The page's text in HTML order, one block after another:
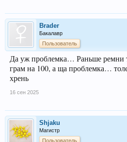
Brader
Бакалавр
Пользователь
Да уж проблемка… Раньше ремни
грам на 100, а ща проблемка…
хрень
16 сен 2025
Shjaku
Магистр
Пользователь